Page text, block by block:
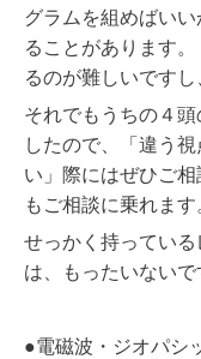
グラムを組めばい
ることがあります
るのが難しいですし
それでもうちの４
したので、「違う
い」際にはぜひご
もご相談に乗れます
せっかく持ってい
は、もったいないで
●電磁波・ジオパシ